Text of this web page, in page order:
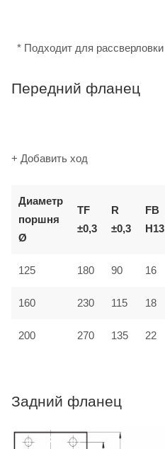
* Подходит для рассверловки
Передний фланец
+ Добавить ход
Диаметр
поршня
Ø
TF
±0,3
R
±0,3
FB
H13
125 180 90 16
160 230 115 18
200 270 135 22
Задний фланец